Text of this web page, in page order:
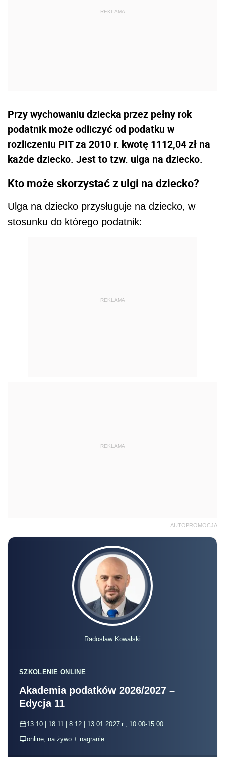
Przy wychowaniu dziecka przez pełny rok
podatnik może odliczyć od podatku w
rozliczeniu PIT za 2010 r. kwotę 1112,04 zł na
każde dziecko. Jest to tzw. ulga na dziecko.
Kto może skorzystać z ulgi na dziecko?
Ulga na dziecko przysługuje na dziecko, w
stosunku do którego podatnik:
REKLAMA
REKLAMA
AUTOPROMOCJA
Radosław Kowalski
SZKOLENIE ONLINE
Akademia podatków 2026/2027 –
Edycja 11
13.10 | 18.11 | 8.12 | 13.01.2027 r., 10:00-15:00
online, na żywo + nagranie